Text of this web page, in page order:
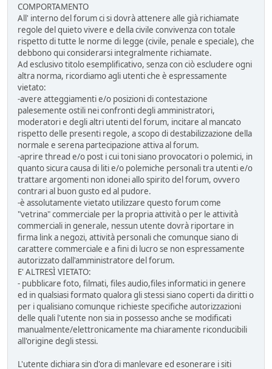
COMPORTAMENTO
All' interno del forum ci si dovrà attenere alle già richiamate
regole del quieto vivere e della civile convivenza con totale
rispetto di tutte le norme di legge (civile, penale e speciale), che
debbono qui considerarsi integralmente richiamate.
Ad esclusivo titolo esemplificativo, senza con ciò escludere ogni
altra norma, ricordiamo agli utenti che è espressamente
vietato:
-avere atteggiamenti e/o posizioni di contestazione
palesemente ostili nei confronti degli amministratori,
moderatori e degli altri utenti del forum, incitare al mancato
rispetto delle presenti regole, a scopo di destabilizzazione della
normale e serena partecipazione attiva al forum.
-aprire thread e/o post i cui toni siano provocatori o polemici, in
quanto sicura causa di liti e/o polemiche personali tra utenti e/o
trattare argomenti non idonei allo spirito del forum, ovvero
contrari al buon gusto ed al pudore.
-è assolutamente vietato utilizzare questo forum come
"vetrina" commerciale per la propria attività o per le attività
commerciali in generale, nessun utente dovrà riportare in
firma link a negozi, attività personali che comunque siano di
carattere commerciale e a fini di lucro se non espressamente
autorizzato dall'amministratore del forum.
E' ALTRESÌ VIETATO:
- pubblicare foto, filmati, files audio,files informatici in genere
ed in qualsiasi formato qualora gli stessi siano coperti da diritti o
per i qualisiano comunque richieste specifiche autorizzazioni
delle quali l'utente non sia in possesso anche se modificati
manualmente/elettronicamente ma chiaramente riconducibili
all'origine degli stessi.
L'utente dichiara sin d'ora di manlevare ed esonerare i siti